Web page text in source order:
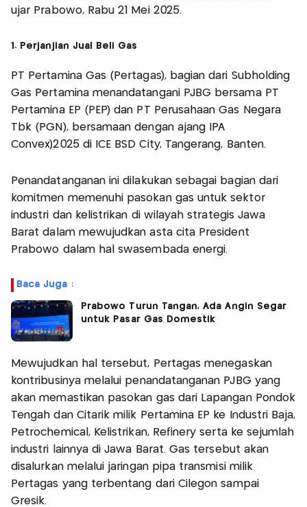
ujar Prabowo, Rabu 21 Mei 2025.
1. Perjanjian Jual Beli Gas
PT Pertamina Gas (Pertagas), bagian dari Subholding
Gas Pertamina menandatangani PJBG bersama PT
Pertamina EP (PEP) dan PT Perusahaan Gas Negara
Tbk (PGN), bersamaan dengan ajang IPA
Convex)2025 di ICE BSD City, Tangerang, Banten.
Penandatanganan ini dilakukan sebagai bagian dari
komitmen memenuhi pasokan gas untuk sektor
industri dan kelistrikan di wilayah strategis Jawa
Barat dalam mewujudkan asta cita President
Prabowo dalam hal swasembada energi.
Baca Juga :
Prabowo Turun Tangan, Ada Angin Segar
untuk Pasar Gas Domestik
Mewujudkan hal tersebut, Pertagas menegaskan
kontribusinya melalui penandatanganan PJBG yang
akan memastikan pasokan gas dari Lapangan Pondok
Tengah dan Citarik milik Pertamina EP ke Industri Baja,
Petrochemical, Kelistrikan, Refinery serta ke sejumlah
industri lainnya di Jawa Barat. Gas tersebut akan
disalurkan melalui jaringan pipa transmisi milik
Pertagas yang terbentang dari Cilegon sampai
Gresik.